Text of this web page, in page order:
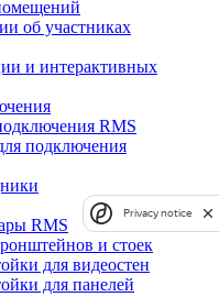
об участниках
и интерактивных
RMS
подключения
RMS
и стоек
для видеостен
для панелей
Privacy notice